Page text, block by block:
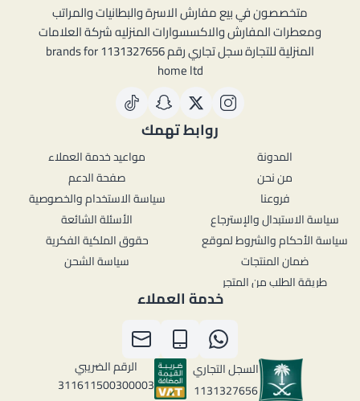
متخصصون في بيع مفارش الاسرة والبطانيات والمراتب
ومعطرات المفارش والاكسسوارات المنزليه شركة العلامات
المنزلية للتجارة سجل تجاري رقم 1131327656 brands for
home ltd
روابط تهمك
المدونة
من نحن
فروعنا
سياسة الاستبدال والإسترجاع
سياسة الأحكام والشروط لموقع
ضمان المنتجات
طريقة الطلب من المتجر
مواعيد خدمة العملاء
صفحة الدعم
سياسة الاستخدام والخصوصية
الأسئلة الشائعة
حقوق الملكية الفكرية
سياسة الشحن
خدمة العملاء
السجل التجاري
1131327656
الرقم الضريبي
311611500300003